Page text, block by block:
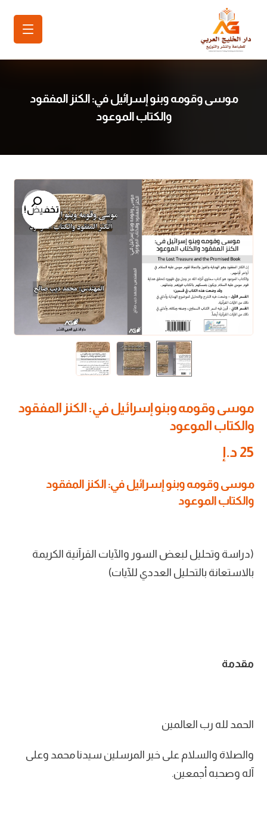
موسى وقومه وبنو إسرائيل في: الكنز المفقود
والكتاب الموعود
تكبير الصورة
تخفيض!
تخفيض!
تخفيض!
تخفيض!
موسى وقومه وبنو إسرائيل في: الكنز المفقود
والكتاب الموعود
25 د.إ
موسى وقومه وبنو إسرائيل في:الكنز المفقود
والكتاب الموعود
(دراسة وتحليل لبعض السور والآيات القرآنية الكريمة
بالاستعانة بالتحليل العددي للآيات)
مقدمة
الحمد لله رب العالمين
والصلاة والسلام على خير المرسلين سيدنا محمد وعلى
آله وصحبه أجمعين.